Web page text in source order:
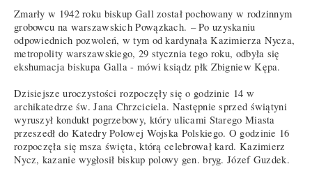
Zmarły w 1942 roku biskup Gall został pochowany w rodzinnym
grobowcu na warszawskich Powązkach. – Po uzyskaniu
odpowiednich pozwoleń, w tym od kardynała Kazimierza Nycza,
metropolity warszawskiego, 29 stycznia tego roku, odbyła się
ekshumacja biskupa Galla - mówi ksiądz płk Zbigniew Kępa.
Dzisiejsze uroczystości rozpoczęły się o godzinie 14 w
archikatedrze św. Jana Chrzciciela. Następnie sprzed świątyni
wyruszył kondukt pogrzebowy, który ulicami Starego Miasta
przeszedł do Katedry Polowej Wojska Polskiego. O godzinie 16
rozpoczęła się msza święta, którą celebrował kard. Kazimierz
Nycz, kazanie wygłosił biskup polowy gen. bryg. Józef Guzdek.